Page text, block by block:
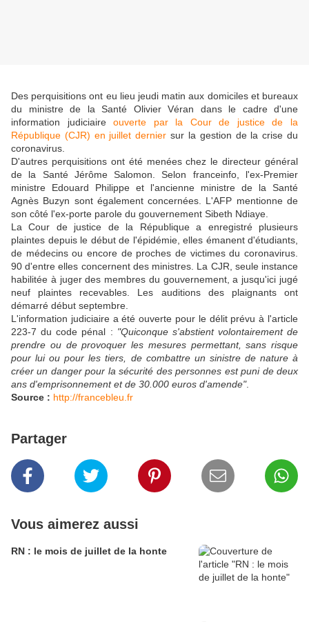
Des perquisitions ont eu lieu jeudi matin aux domiciles et bureaux
du ministre de la Santé Olivier Véran dans le cadre d'une
information judiciaireouverte par la Cour de justice de la
République (CJR) en juillet dernier sur la gestion de la crise du
coronavirus.
D'autres perquisitions ont été menées chez le directeur général
de la Santé Jérôme Salomon. Selon franceinfo, l'ex-Premier
ministre Edouard Philippe et l'ancienne ministre de la Santé
Agnès Buzyn sont également concernées. L'AFP mentionne de
son côté l'ex-porte parole du gouvernement Sibeth Ndiaye.
La Cour de justice de la République a enregistré plusieurs
plaintes depuis le début de l'épidémie, elles émanent d'étudiants,
de médecins ou encore de proches de victimes du coronavirus.
90 d'entre elles concernent des ministres. La CJR, seule instance
habilitée à juger des membres du gouvernement, a jusqu'ici jugé
neuf plaintes recevables. Les auditions des plaignants ont
démarré début septembre.
L'information judiciaire a été ouverte pour le délit prévu à l'article
223-7 du code pénal : "Quiconque s'abstient volontairement de
prendre ou de provoquer les mesures permettant, sans risque
pour lui ou pour les tiers, de combattre un sinistre de nature à
créer un danger pour la sécurité des personnes est puni de deux
ans d'emprisonnement et de 30.000 euros d'amende".
Source : http://francebleu.fr
Partager
Vous aimerez aussi
RN : le mois de juillet de la honte